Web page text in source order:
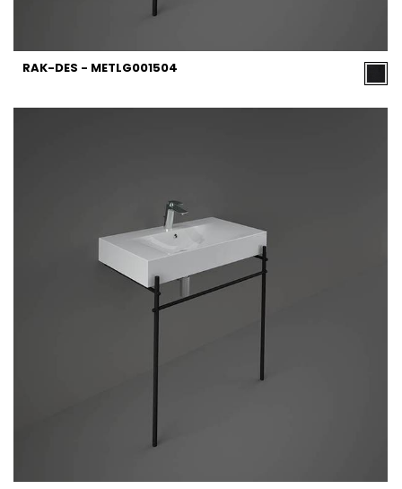
RAK-DES - METLG001504